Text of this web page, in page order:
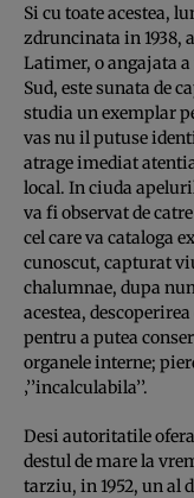
Si cu toate acestea,
zdruncinata in 1938,
Latimer, o angajata
Sud, este sunata de
studia un exemplar
vas nu il putuse
atrage imediat
local. In ciuda
va fi observat de
cel care va cataloga
cunoscut, capturat
chalumnae, dupa
acestea,
pentru a putea
organele interne;
‚’’incalculabila’’.
Desi autoritatile
destul de mare la
tarziu, in 1952, un al